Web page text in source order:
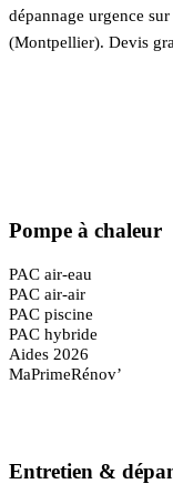
dépannage urgence
(Montpellier). Devis
Pompe à chaleur
PAC air-eau
PAC air-air
PAC piscine
PAC hybride
Aides 2026
MaPrimeRénov’
Entretien &